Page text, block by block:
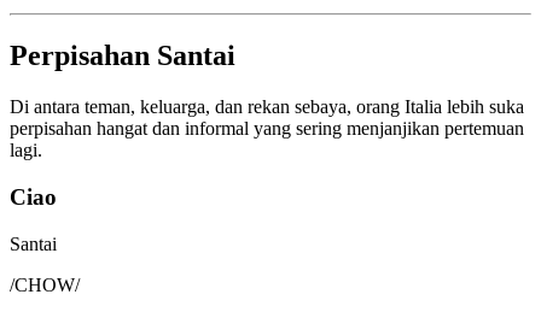
Perpisahan Santai
Di antara teman, keluarga, dan rekan sebaya, orang Italia lebih suka
perpisahan hangat dan informal yang sering menjanjikan pertemuan
lagi.
Ciao
Santai
/CHOW/